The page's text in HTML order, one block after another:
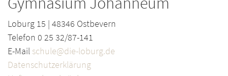
Loburg 15 | 48346 Ostbevern
Telefon 0 25 32/87-141
E-Mail schule@die-loburg.de
Datenschutzerklärung